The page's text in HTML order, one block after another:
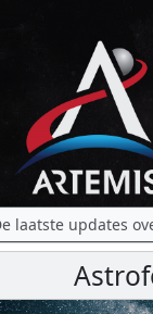
laatste updates